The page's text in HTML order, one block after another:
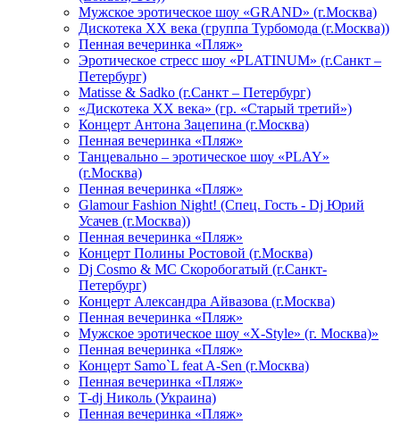
Мужское эротическое шоу «GRAND» (г.Москва)
Дискотека XX века (группа Турбомода (г.Москва))
Пенная вечеринка «Пляж»
Эротическое стресс шоу «PLATINUM» (г.Санкт –
Петербург)
Matisse & Sadko (г.Санкт – Петербург)
«Дискотека ХХ века» (гр. «Старый третий»)
Концерт Антона Зацепина (г.Москва)
Пенная вечеринка «Пляж»
Танцевально – эротическое шоу «PLAY»
(г.Москва)
Пенная вечеринка «Пляж»
Glamour Fashion Night! (Спец. Гость - Dj Юрий
Усачев (г.Москва))
Пенная вечеринка «Пляж»
Концерт Полины Ростовой (г.Москва)
Dj Cosmo & МС Скоробогатый (г.Санкт-
Петербург)
Концерт Александра Айвазова (г.Москва)
Пенная вечеринка «Пляж»
Мужское эротическое шоу «X-Style» (г. Москва)»
Пенная вечеринка «Пляж»
Концерт Samo`L feat A-Sen (г.Москва)
Пенная вечеринка «Пляж»
Т-dj Николь (Украина)
Пенная вечеринка «Пляж»